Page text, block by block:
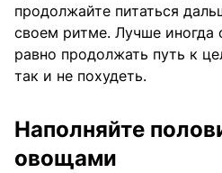
продолжайте питаться
своем ритме. Лучше иногда
равно продолжать путь к
так и не похудеть.
Наполняйте
овощами